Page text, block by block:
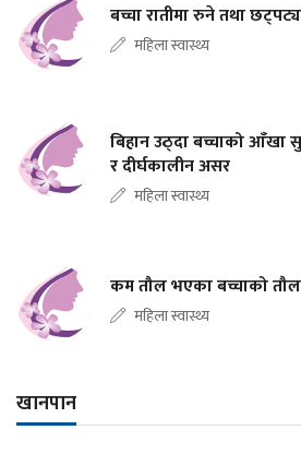
बच्चा रातीमा रुने तथा
महिला स्वास्थ्य
बिहान उठ्दा बच्चाको आँखा
र दीर्घकालीन असर
महिला स्वास्थ्य
कम तौल भएका बच्चाको
महिला स्वास्थ्य
खानपान